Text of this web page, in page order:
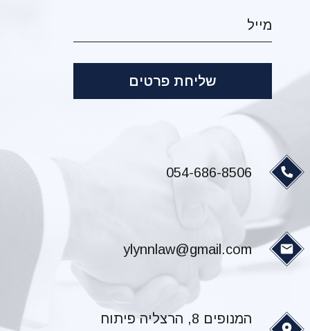
שליחת פרטים
054-686-8506
ylynnlaw@gmail.com
המנופים 8, הרצליה פיתוח